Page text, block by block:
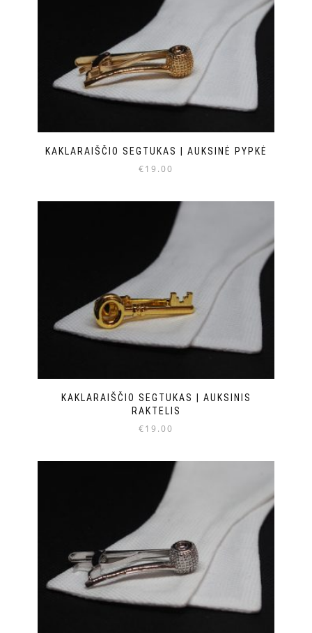
KAKLARAIŠČIO SEGTUKAS | AUKSINĖ PYPKĖ
€19.00
KAKLARAIŠČIO SEGTUKAS | AUKSINIS
RAKTELIS
€19.00